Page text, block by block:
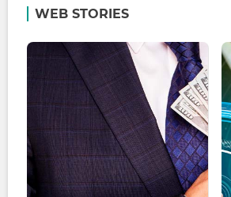
WEB STORIES